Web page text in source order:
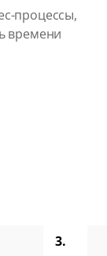
процессы,
времени
3.